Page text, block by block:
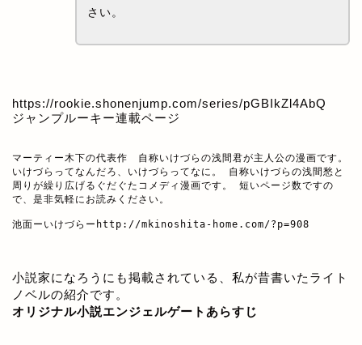
さい。
https://rookie.shonenjump.com/series/pGBIkZl4AbQ
ジャンプルーキー連載ページ
マーティー木下の代表作　自称いけづらの浅間君が主人公の漫画です。
いけづらってなんだろ、いけづらってなに。 自称いけづらの浅間愁と
周りが繰り広げるぐだぐたコメディ漫画です。 短いページ数ですの
で、是非気軽にお読みください。
池面ーいけづらー http://mkinoshita-home.com/?p=908
小説家になろうにも掲載されている、私が昔書いたライト
ノベルの紹介です。
オリジナル小説エンジェルゲートあらすじ